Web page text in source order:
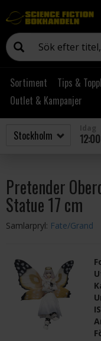
Sortiment Tips &
Outlet & Kampanjer
Pretender
Statue 17 cm
Samlarpryl: Fate/Grand